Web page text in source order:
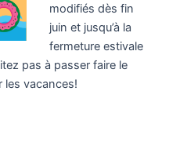
modifiés dès fin
juin et jusqu’à la
fermeture estivale
pas à passer faire le
les vacances!